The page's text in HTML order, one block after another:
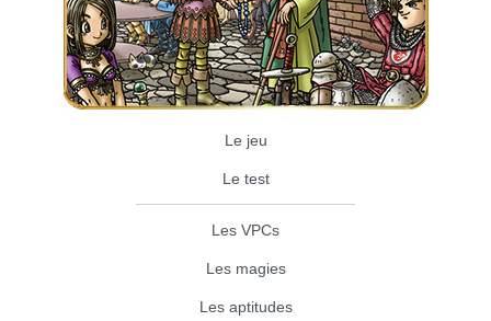
Le jeu
Le test
Les VPCs
Les magies
Les aptitudes